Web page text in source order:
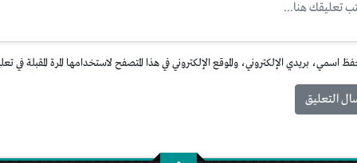
اسمي، بريدي الإلكتروني، والموقع الإلكتروني في هذا المتصفح لاستخدامها المرة المقبلة في